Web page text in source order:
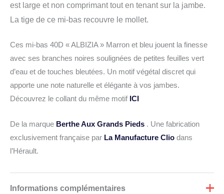
est large et non comprimant tout en tenant sur la jambe.
La tige de ce mi-bas recouvre le mollet.
Ces mi-bas 40D « ALBIZIA » Marron et bleu jouent la finesse
avec ses branches noires soulignées de petites feuilles vert
d’eau et de touches bleutées. Un motif végétal discret qui
apporte une note naturelle et élégante à vos jambes.
Découvrez le collant du même motif ICI
De la marque Berthe Aux Grands Pieds . Une fabrication
exclusivement française par La Manufacture Clio dans
l’Hérault.
Informations complémentaires